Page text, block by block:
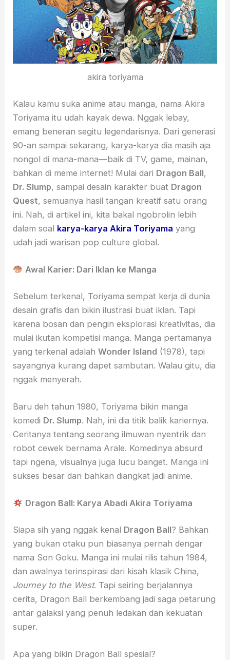
akira toriyama
Kalau kamu suka anime atau manga, nama Akira
Toriyama itu udah kayak dewa. Nggak lebay,
emang beneran segitu legendarisnya. Dari generasi
90-an sampai sekarang, karya-karya dia masih aja
nongol di mana-mana—baik di TV, game, mainan,
bahkan di meme internet! Mulai dari Dragon Ball,
Dr. Slump, sampai desain karakter buat Dragon
Quest, semuanya hasil tangan kreatif satu orang
ini. Nah, di artikel ini, kita bakal ngobrolin lebih
dalam soal karya-karya Akira Toriyama yang
udah jadi warisan pop culture global.
Awal Karier: Dari Iklan ke Manga
Sebelum terkenal, Toriyama sempat kerja di dunia
desain grafis dan bikin ilustrasi buat iklan. Tapi
karena bosan dan pengin eksplorasi kreativitas, dia
mulai ikutan kompetisi manga. Manga pertamanya
yang terkenal adalahWonder Island (1978), tapi
sayangnya kurang dapet sambutan. Walau gitu, dia
nggak menyerah.
Baru deh tahun 1980, Toriyama bikin manga
komedi Dr. Slump. Nah, ini dia titik balik kariernya.
Ceritanya tentang seorang ilmuwan nyentrik dan
robot cewek bernama Arale. Komedinya absurd
tapi ngena, visualnya juga lucu banget. Manga ini
sukses besar dan bahkan diangkat jadi anime.
Dragon Ball: Karya Abadi Akira Toriyama
Siapa sih yang nggak kenal Dragon Ball? Bahkan
yang bukan otaku pun biasanya pernah dengar
nama Son Goku. Manga ini mulai rilis tahun 1984,
dan awalnya terinspirasi dari kisah klasik China,
Journey to the West. Tapi seiring berjalannya
cerita, Dragon Ball berkembang jadi saga petarung
antar galaksi yang penuh ledakan dan kekuatan
super.
Apa yang bikin Dragon Ball spesial?